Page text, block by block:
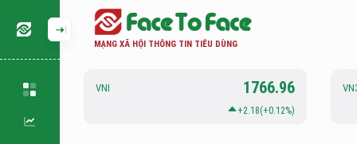
MẠNG XÃ HỘI THÔNG TIN TIÊU DÙNG
126.81 VNI 1766.96
+2.18(+0.12%)